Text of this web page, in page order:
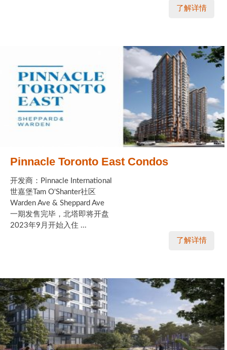
了解详情
Pinnacle Toronto East Condos
开发商：Pinnacle International
世嘉堡Tam O'Shanter社区
Warden Ave & Sheppard Ave
一期发售完毕，北塔即将开盘
2023年9月开始入住 ...
了解详情